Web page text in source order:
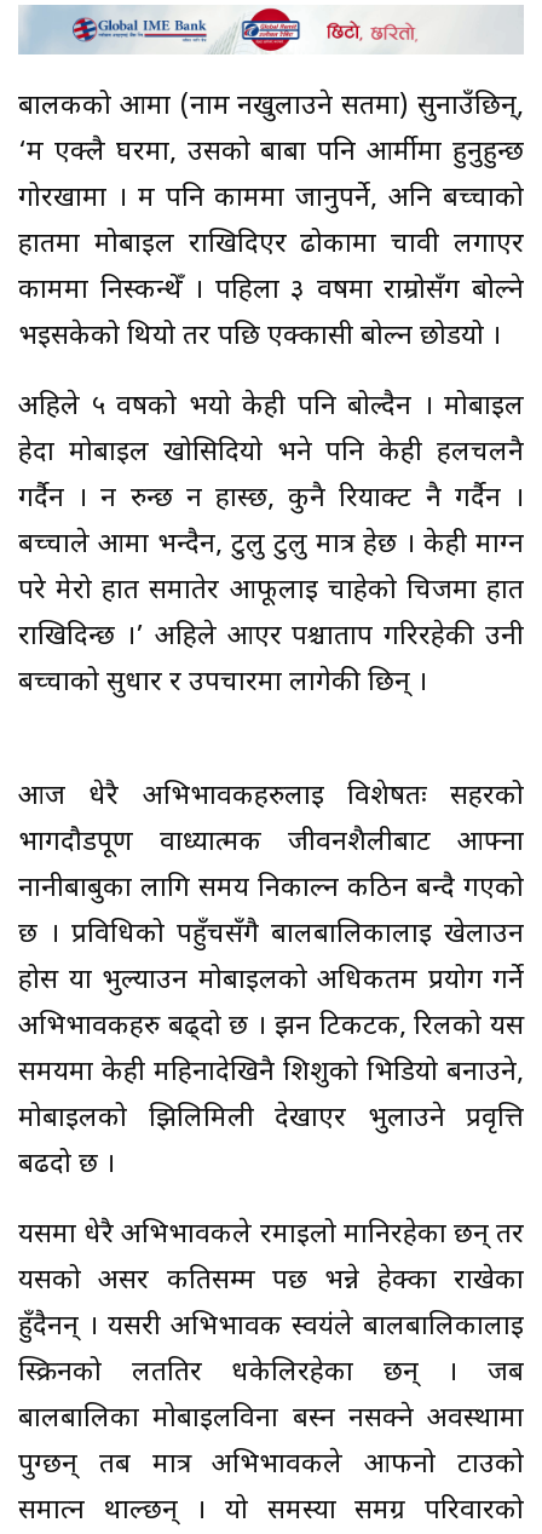
बालकको आमा (नाम नखुलाउने सर्तमा) सुनाउँछिन्,
‘म एक्लै घरमा, उसको बाबा पनि आर्मीमा हुनुहुन्छ
गोरखामा । म पनि काममा जानुपर्ने, अनि बच्चाको
हातमा मोबाइल राखिदिएर ढोकामा चावी लगाएर
काममा निस्कन्थेँ । पहिला ३ वर्षमा राम्रोसँग बोल्ने
भइसकेको थियो तर पछि एक्कासी बोल्न छोडयो ।
अहिले ५ वर्षको भयो केही पनि बोल्दैन । मोबाइल
हेर्दा मोबाइल खोसिदियो भने पनि केही हलचलनै
गर्दैन । न रुन्छ न हास्छ, कुनै रियाक्ट नै गर्दैन ।
बच्चाले आमा भन्दैन, टुलु टुलु मात्र हेर्छ । केही माग्न
परे मेरो हात समातेर आफूलाई चाहेको चिजमा हात
राखिदिन्छ ।’ अहिले आएर पश्चाताप गरिरहेकी उनी
बच्चाको सुधार र उपचारमा लागेकी छिन् ।
आज धेरै अभिभावकहरुलाई विशेषतः सहरको
भागदौडपूर्ण वाध्यात्मक जीवनशैलीबाट आफ्ना
नानीबाबुका लागि समय निकाल्न कठिन बन्दै गएको
छ । प्रविधिको पहुँचसँगै बालबालिकालाई खेलाउन
होस या भुल्याउन मोबाइलको अधिकतम प्रयोग गर्ने
अभिभावकहरु बढ्दो छ । झन टिकटक, रिलको यस
समयमा केही महिनादेखिनै शिशुको भिडियो बनाउने,
मोबाइलको झिलिमिली देखाएर भुलाउने प्रवृत्ति
बढदो छ ।
यसमा धेरै अभिभावकले रमाइलो मानिरहेका छन् तर
यसको असर कतिसम्म पर्छ भन्ने हेक्का राखेका
हुँदैनन् । यसरी अभिभावक स्वयंले बालबालिकालाई
स्क्रिनको लततिर धकेलिरहेका छन् । जब
बालबालिका मोबाइलविना बस्न नसक्ने अवस्थामा
पुग्छन् तब मात्र अभिभावकले आफनो टाउको
समात्न थाल्छन् । यो समस्या समग्र परिवारको